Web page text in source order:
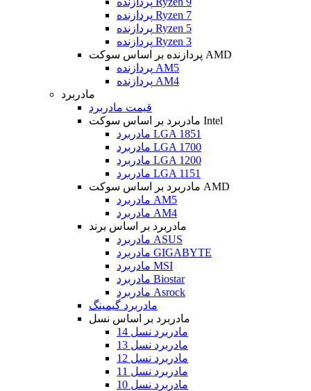
پردازنده Ryzen 7
پردازنده Ryzen 5
پردازنده Ryzen 3
پردازنده بر اساس سوکت AMD
پردازنده AM5
پردازنده AM4
مادربرد
قیمت مادربرد
مادربرد بر اساس سوکت Intel
مادربرد LGA 1851
مادربرد LGA 1700
مادربرد LGA 1200
مادربرد LGA 1151
مادربرد بر اساس سوکت AMD
مادربرد AM5
مادربرد AM4
مادربرد بر اساس برند
مادربرد ASUS
مادربرد GIGABYTE
مادربرد MSI
مادربرد Biostar
مادربرد Asrock
مادربرد گیمینگ
مادربرد بر اساس نسل
مادربرد نسل 14
مادربرد نسل 13
مادربرد نسل 12
مادربرد نسل 11
مادربرد نسل 10